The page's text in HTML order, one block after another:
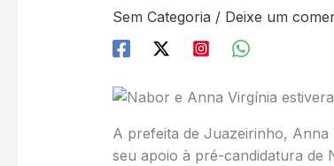
Sem Categoria / Deixe um
A prefeita de Juazeirinho,
seu apoio à pré-candidatura de